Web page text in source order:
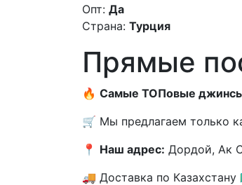
Опт: Да
Страна: Турция
Прямые
🔥 Самые ТОПовые джинсы
🛒 Мы предлагаем только
📍 Наш адрес: Дордой, Ак
🚚 Доставка по